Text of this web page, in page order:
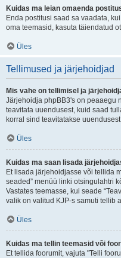
Kuidas ma leian omaenda
Enda postitusi saad sa vaadata,
oma teemasid, kasuta täiendatud
Üles
Tellimused ja järjehoidjad
Mis vahe on tellimisel ja
Järjehoidja phpBB3's on peaaegu
teavitata uuendusest, kuid saad
korral sind teavitatakse
Üles
Kuidas ma saan lisada
Et lisada järjehoidjasse või tellida
seaded” menüü linki otsingulahtri
Vastates teemasse, kui seade
valik on valitud KJP-s samuti tellib
Üles
Kuidas ma tellin teemasid või
Et tellida foorumit, vajuta "Telli